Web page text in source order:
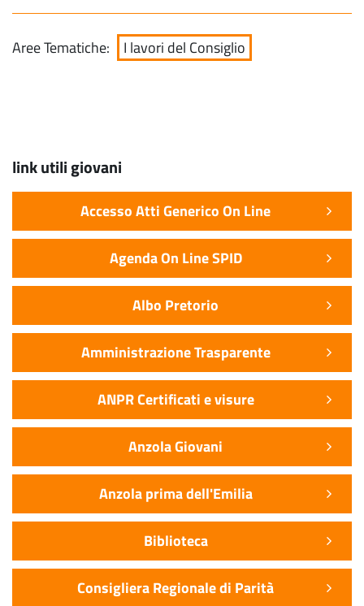
Aree Tematiche: I lavori del Consiglio
link utili giovani
Accesso Atti Generico On Line
Agenda On Line SPID
Albo Pretorio
Amministrazione Trasparente
ANPR Certificati e visure
Anzola Giovani
Anzola prima dell'Emilia
Biblioteca
Consigliera Regionale di Parità